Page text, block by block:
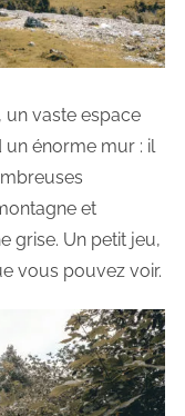
un vaste espace
énorme mur : il
et
grise. Un petit jeu,
vous pouvez voir.